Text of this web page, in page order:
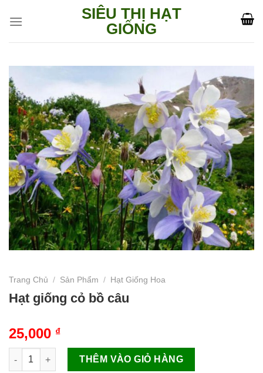
SIÊU THỊ HẠT
GIỐNG
Trang Chủ / Sản Phẩm / Hạt Giống Hoa
Hạt giống cỏ bồ câu
25,000 ₫
Hạt giống cỏ bồ câu số lượng
THÊM VÀO GIỎ HÀNG